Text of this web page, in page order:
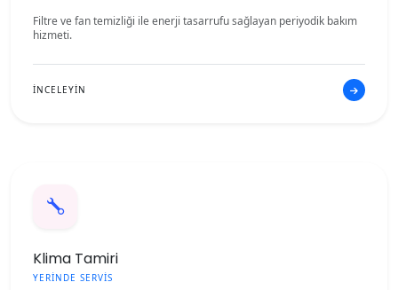
Filtre ve fan temizliği ile enerji tasarrufu sağlayan periyodik bakım
hizmeti.
İNCELEYİN
Klima Tamiri
YERİNDE SERVİS